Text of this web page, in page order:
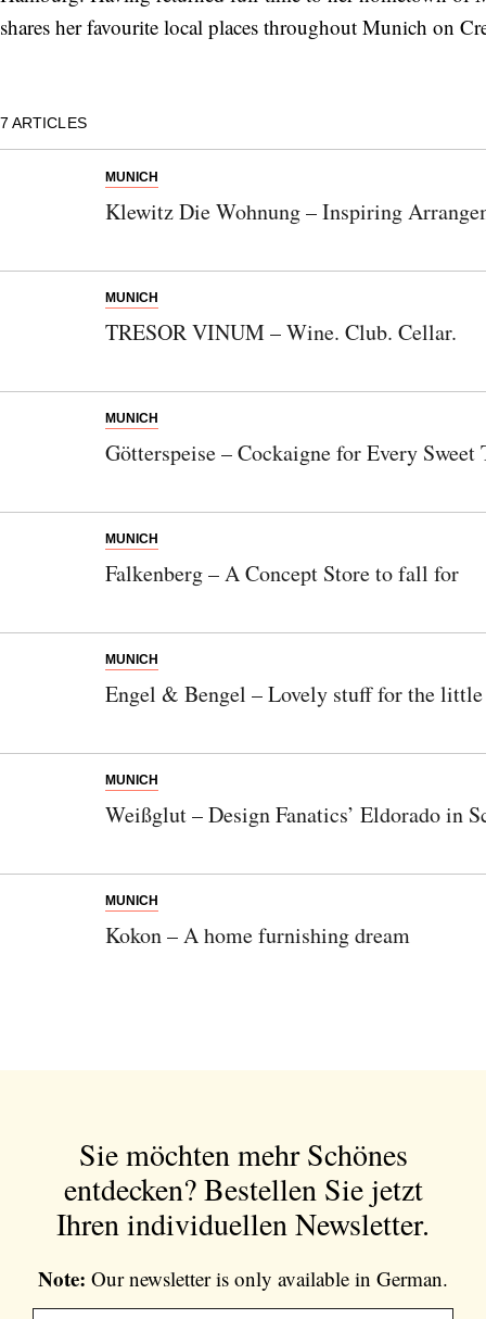
shares her favourite local places throughout Munich on
7 ARTICLES
MUNICH
Klewitz Die Wohnung – Inspiring
MUNICH
TRESOR VINUM – Wine. Club. Cellar.
MUNICH
Götterspeise – Cockaigne for Every Sweet
MUNICH
Falkenberg – A Concept Store to fall for
MUNICH
Engel & Bengel – Lovely stuff for the little
MUNICH
Weißglut – Design Fanatics’ Eldorado in
MUNICH
Kokon – A home furnishing dream
Sie möchten mehr Schönes
entdecken?Bestellen Sie jetzt
Ihren individuellen Newsletter.
Note: Our newsletter is only available in German.
Note:Our newsletter is only available in
German.